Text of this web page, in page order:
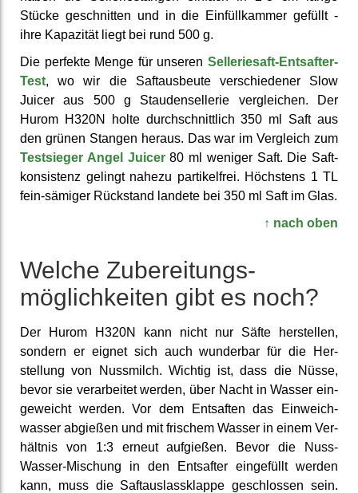
Stücke ge­schnit­ten und in die Einfüll­kammer gefüllt -
ihre Kapazität liegt bei rund 500 g.
Die perfekte Menge für unseren Sellerie­saft-Entsafter-
Test, wo wir die Saft­ausbeute ver­schie­dener Slow
Juicer aus 500 g Stauden­sellerie ver­gleichen. Der
Hurom H320N holte durch­schnitt­lich 350 ml Saft aus
den grünen Stangen heraus. Das war im Vergleich zum
Test­sieger Angel Juicer80 ml weniger Saft. Die Saft­
konsis­tenz gelingt nahezu partikel­frei. Höchstens 1 TL
fein-sämiger Rückstand landete bei 350 ml Saft im Glas.
↑ nach oben
Welche Zuberei­tungs­
möglich­keiten gibt es noch?
Der Hurom H320N kann nicht nur Säfte her­stellen,
sondern er eignet sich auch wunderbar für die Her­
stellung von Nussmilch. Wichtig ist, dass die Nüsse,
bevor sie ver­arbeitet werden, über Nacht in Wasser ein­
geweicht werden. Vor dem Entsaften das Einweich­
wasser abgießen und mit frischem Wasser in einem Ver­
hältnis von 1:3 erneut auf­gießen. Bevor die Nuss-
Wasser-Mischung in den Entsafter ein­gefüllt werden
kann, muss die Saft­auslass­klappe ge­schlossen sein.